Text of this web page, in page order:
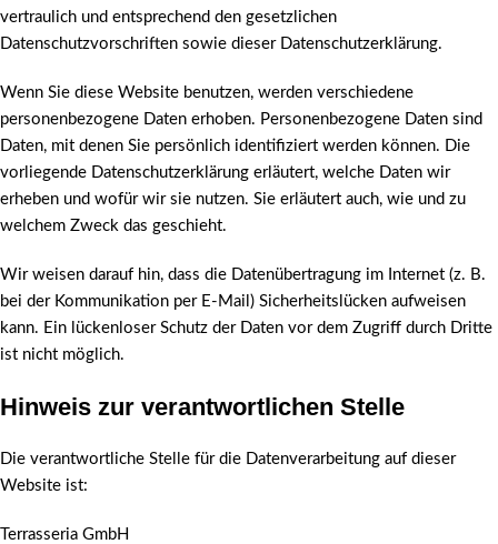
vertraulich und entsprechend den gesetzlichen
Datenschutzvorschriften sowie dieser Datenschutzerklärung.
Wenn Sie diese Website benutzen, werden verschiedene
personenbezogene Daten erhoben. Personenbezogene Daten sind
Daten, mit denen Sie persönlich identifiziert werden können. Die
vorliegende Datenschutzerklärung erläutert, welche Daten wir
erheben und wofür wir sie nutzen. Sie erläutert auch, wie und zu
welchem Zweck das geschieht.
Wir weisen darauf hin, dass die Datenübertragung im Internet (z. B.
bei der Kommunikation per E-Mail) Sicherheitslücken aufweisen
kann. Ein lückenloser Schutz der Daten vor dem Zugriff durch Dritte
ist nicht möglich.
Hinweis zur verantwortlichen Stelle
Die verantwortliche Stelle für die Datenverarbeitung auf dieser
Website ist:
Terrasseria GmbH